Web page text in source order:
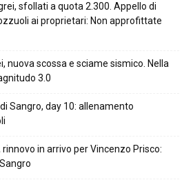
sfollati a quota 2.300. Appello di
ai proprietari: Non approfittate
nuova scossa e sciame sismico. Nella
3.0
di Sangro, day 10: allenamento
in arrivo per Vincenzo Prisco: